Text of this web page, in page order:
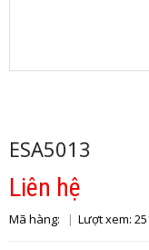
ESA5013
Liên hệ
Mã hàng: Lượt xem: